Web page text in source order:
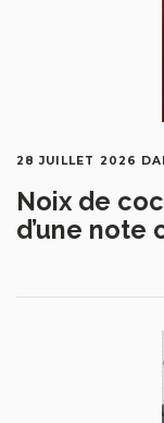
28 JUILLET 2026
Noix de
d’une note